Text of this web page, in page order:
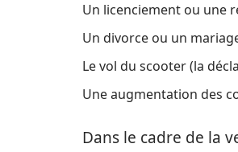
Un licenciement ou une
Un divorce ou un
Le vol du scooter (la
Une augmentation des
Dans le cadre de la